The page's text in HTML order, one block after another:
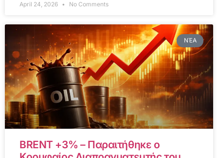
April 24, 2026 No Comments
ΝΈΑ
BRENT +3% – Παραιτήθηκε ο